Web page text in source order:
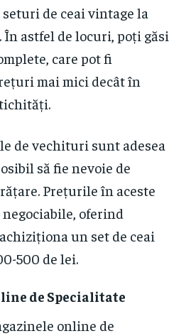
de ceai vintage la
astfel de locuri, poți găsi
care pot fi
mai mici decât în
de vechituri sunt adesea
să fie nevoie de
Prețurile în aceste
oferind
un set de ceai
500 de lei.
de Specialitate
online de